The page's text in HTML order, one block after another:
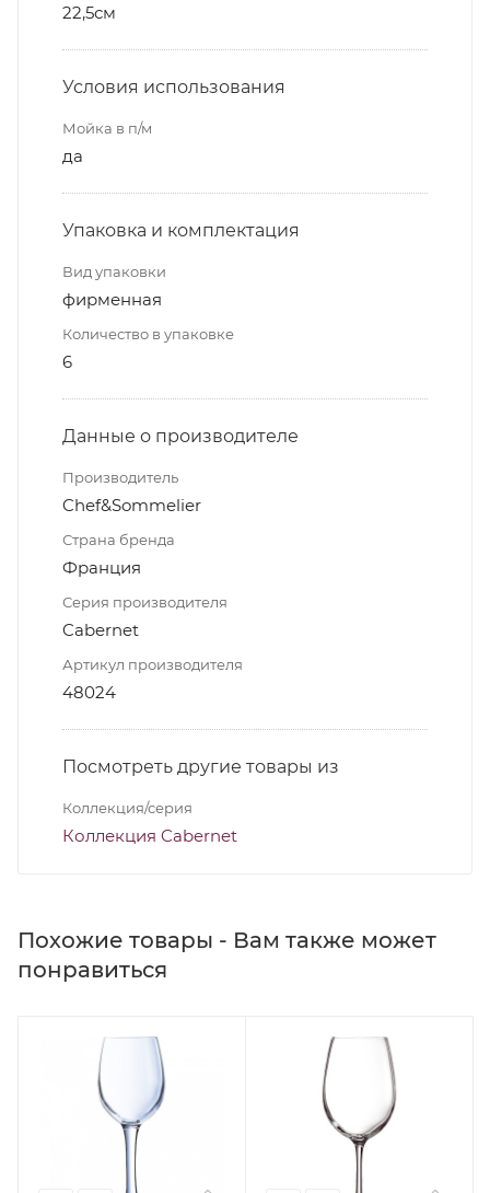
22,5см
Условия использования
Мойка в п/м
да
Упаковка и комплектация
Вид упаковки
фирменная
Количество в упаковке
6
Данные о производителе
Производитель
Chef&Sommelier
Страна бренда
Франция
Серия производителя
Cabernet
Артикул производителя
48024
Посмотреть другие товары из
Коллекция/серия
Коллекция Cabernet
Похожие товары - Вам также может
понравиться